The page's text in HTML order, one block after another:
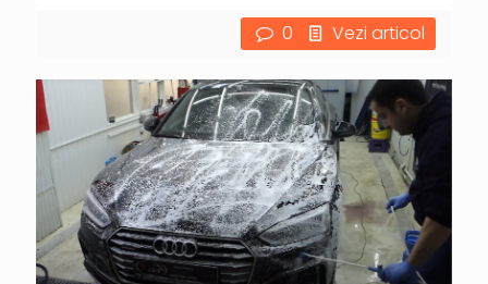
0 Vezi articol